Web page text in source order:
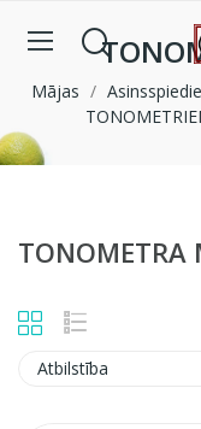
Mājas
TONOMETRA
Atbilstība